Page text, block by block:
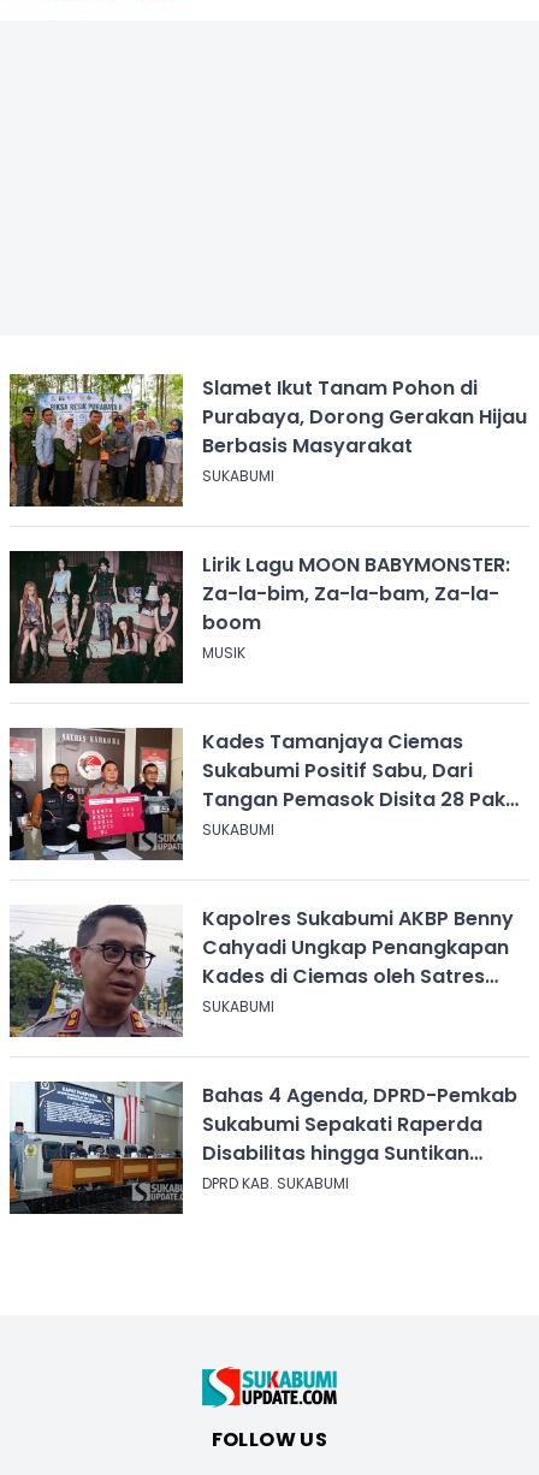
Slamet Ikut Tanam Pohon di
Purabaya, Dorong Gerakan Hijau
Berbasis Masyarakat
SUKABUMI
Lirik Lagu MOON BABYMONSTER:
Za-la-bim, Za-la-bam, Za-la-
boom
MUSIK
Kades Tamanjaya Ciemas
Sukabumi Positif Sabu, Dari
Tangan Pemasok Disita 28 Paket
Narkoba
SUKABUMI
Kapolres Sukabumi AKBP Benny
Cahyadi Ungkap Penangkapan
Kades di Ciemas oleh Satres
Narkoba
SUKABUMI
Bahas 4 Agenda, DPRD-Pemkab
Sukabumi Sepakati Raperda
Disabilitas hingga Suntikan
Modal Perum Pesona Wisata
DPRD KAB. SUKABUMI
FOLLOW US